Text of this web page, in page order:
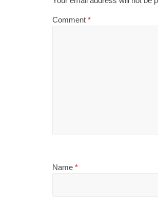
Comment *
Name *